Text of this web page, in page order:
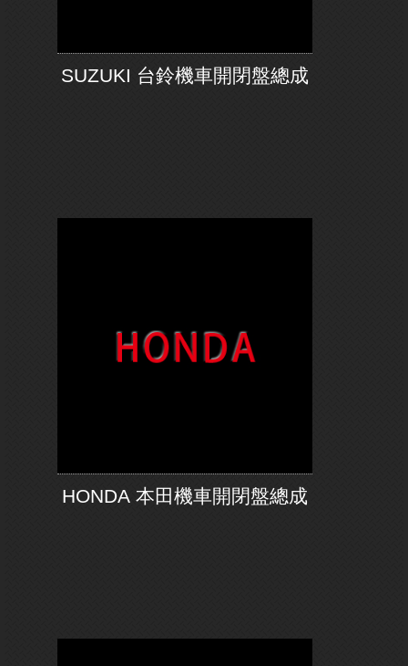
SUZUKI 台鈴機車開閉盤總成
HONDA 本田機車開閉盤總成